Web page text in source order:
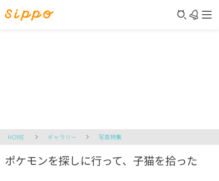
HOME ギャラリー 写真特集
ポケモンを探しに行って、子猫を拾った